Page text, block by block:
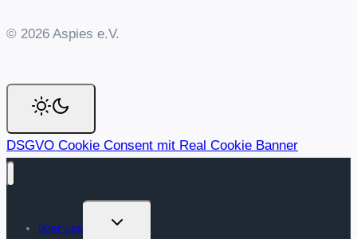
© 2026 Aspies e.V.
DSGVO Cookie Consent mit Real Cookie Banner
über uns
Untermenü